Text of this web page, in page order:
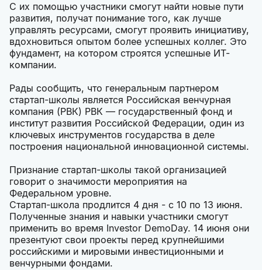
С их помощью участники смогут найти новые пути
развития, получат понимание того, как лучше
управлять ресурсами, смогут проявить инициативу,
вдохновиться опытом более успешных коллег. Это
фундамент, на котором строятся успешные ИТ-
компании.
Рады сообщить, что генеральным партнером
стартап-школы является Российская венчурная
компания (РВК) РВК — государственный фонд и
институт развития Российской Федерации, один из
ключевых инструментов государства в деле
построения национальной инновационной системы.
Признание стартап-школы такой организацией
говорит о значимости мероприятия на
Федеральном уровне.
Стартап-школа продлится 4 дня - с 10 по 13 июня.
Полученные знания и навыки участники смогут
применить во время Investor DemoDay. 14 июня они
презентуют свои проекты перед крупнейшими
российскими и мировыми инвестиционными и
венчурными фондами.